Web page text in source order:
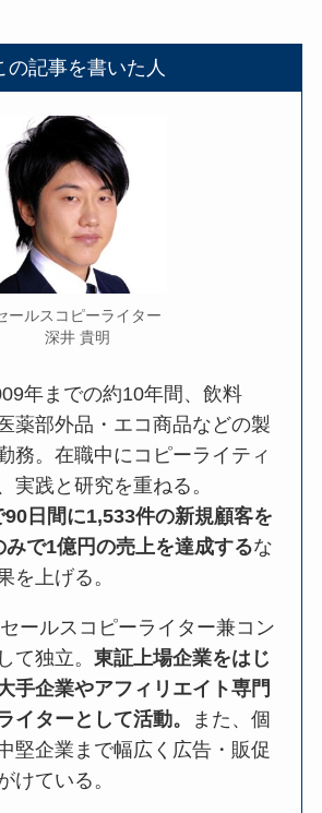
の記事を書いた人
ールスコピーライター
深井 貴明
年までの約10年間、飲料
薬部外品・エコ商品などの製
務。在職中にコピーライティ
実践と研究を重ねる。
日間に1,533件の新規顧客を
みで1億円の売上を達成するな
を上げる。
ールスコピーライター兼コン
て独立。東証上場企業をはじ
手企業やアフィリエイト専門
イターとして活動。
また、個
堅企業まで幅広く広告・販促
けている。